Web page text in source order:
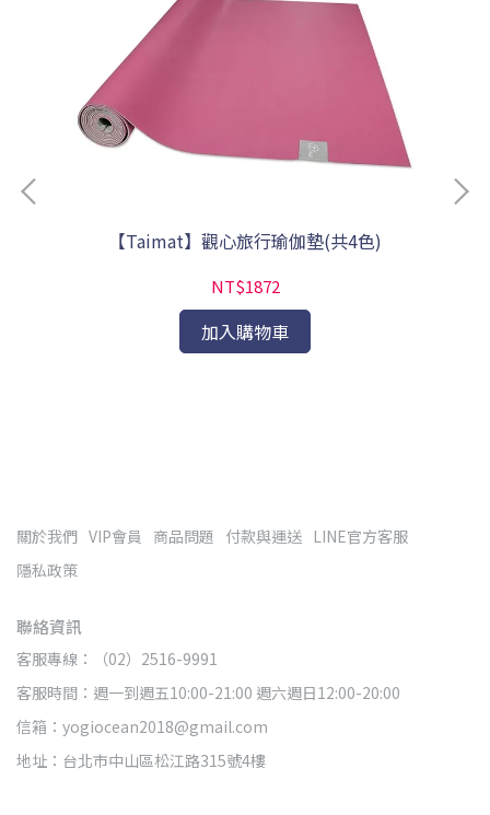
【Taimat】觀心旅行瑜伽墊(共4色)
NT$1872
加入購物車
關於我們 VIP會員 商品問題 付款與運送 LINE官方客服
隱私政策
聯絡資訊
客服專線：（02）2516-9991
客服時間：週一到週五10:00-21:00 週六週日12:00-20:00
信箱：yogiocean2018@gmail.com
地址：台北市中山區松江路315號4樓